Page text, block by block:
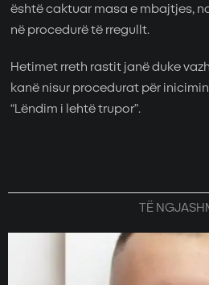
është caktuar masa e mbajtjes,
në procedurë të rregullt.
Hetimet rreth rastit janë duke
kanë nisur procedurat për
“Lëndim i lehtë trupor”.
TË